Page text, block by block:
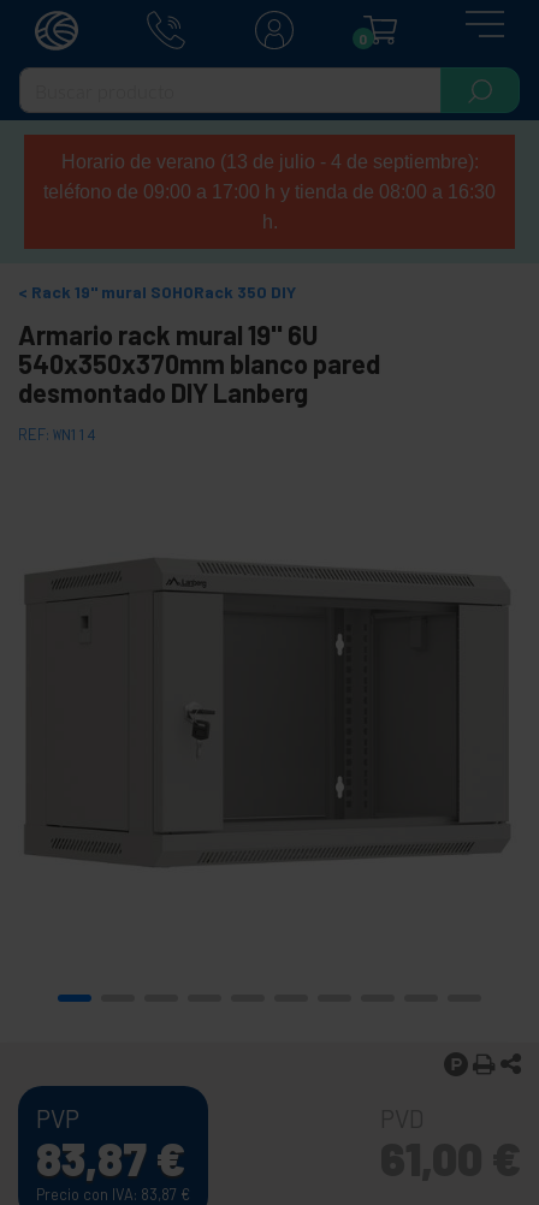
0
Horario de verano (13 de julio - 4 de septiembre):
teléfono de 09:00 a 17:00 h y tienda de 08:00 a 16:30
h.
Rack 19" mural SOHORack 350 DIY
Armario rack mural 19'' 6U
540x350x370mm blanco pared
desmontado DIY Lanberg
REF: WN114
PVP
83,87€
Precio con IVA: 83,87 €